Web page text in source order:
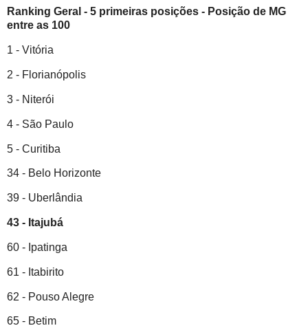
Ranking Geral - 5 primeiras posições - Posição de MG
entre as 100
1 - Vitória
2 - Florianópolis
3 - Niterói
4 - São Paulo
5 - Curitiba
34 - Belo Horizonte
39 - Uberlândia
43 - Itajubá
60 - Ipatinga
61 - Itabirito
62 - Pouso Alegre
65 - Betim